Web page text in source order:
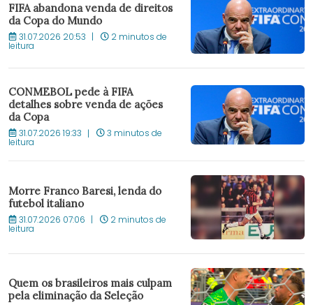
FIFA abandona venda de direitos
da Copa do Mundo
31.07.2026 20:53 2 minutos de
leitura
CONMEBOL pede à FIFA
detalhes sobre venda de ações
da Copa
31.07.2026 19:33 3 minutos de
leitura
Morre Franco Baresi, lenda do
futebol italiano
31.07.2026 07:06 2 minutos de
leitura
Quem os brasileiros mais culpam
pela eliminação da Seleção